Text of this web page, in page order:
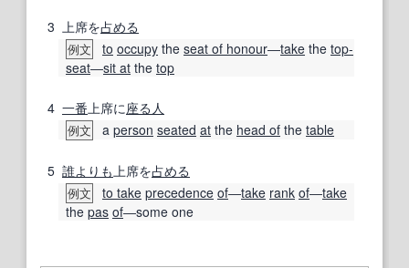
3 上席を占める
例文 to occupy the seat of honour―take the top-
seat―sit at the top
4 一番 上席に座る 人
例文 a person seated at the head of the table
5 誰よりも 上席を占める
例文 to take precedence of―take rank of―take
the pas of―some one